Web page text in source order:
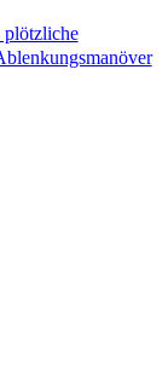
plötzliche